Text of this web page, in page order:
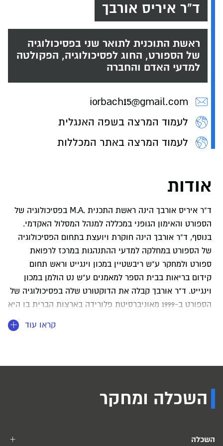
ד"ר איריס אורבך
ראשת התוכנית לתואר שני בפסיכולוגיה
של הספורט, החוג לפסיכולוגיה, הפקולטה
למדעי האדם והחברה
iorbach15@gmail.com
לעמוד המרצה בשפה האנגלית
לעמוד המרצה באתר המכללות
אודות
ד"ר איריס אורבך הינה ראשת התכנית .M.A בפסיכולוגיה של
הספורט והאימון הגופני במכללה למנהל המסלול האקדמי.
בנוסף, ד"ר אורבך הינה חוקרת ויועצת בתחום הפסיכולוגיה
של הספורט במחלקה למדעי ההתנהגות במרכז לרפואת
ספורט ולמחקר ע"ש ריבשטיין במכון וינגייט וראש תחום
קידום בריאות בבית הספר למאמנים ע"ש נט הולמן במכון
וינגייט. ד"ר אורבך קבלה את הדוקטורט שלה בפסיכולוגיה של
הספורט ב-1999 מאוניברסיטת פלורידה בארצות הברית בו היא
התמחתה בתחום ביצוע מיטבי תחת גורמי לחץ משתנים. ד"ר
אורבך עבדה כמרצה מן המניין במחלקה למדעי הספורט
הספורט וקידום בריאות. קו המחקר העיקרי שלה מתרכז
באימון מנטאלי, הקשר בין לחץ ורמת ביצוע, והכנה מנטאלית
בתחום מוטיבציית צעירים בספורט (דגש על בנות) ומעבירה
קראו עוד
השכלה ומחקר
השכלה